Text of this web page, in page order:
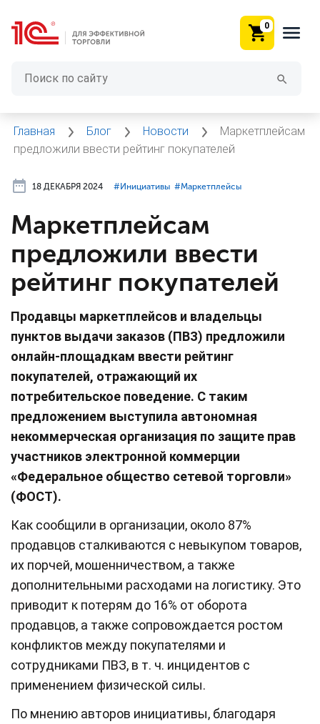
0
Главная Блог Новости
Маркетплейсам
предложили ввести рейтинг покупателей
18 ДЕКАБРЯ 2024 #⁣Инициативы #⁣Маркетплейсы
Маркетплейсам
предложили ввести
рейтинг покупателей
Продавцы маркетплейсов и владельцы
пунктов выдачи заказов (ПВЗ) предложили
онлайн-площадкам ввести рейтинг
покупателей, отражающий их
потребительское поведение. С таким
предложением выступила автономная
некоммерческая организация по защите прав
участников электронной коммерции
«Федеральное общество сетевой торговли»
(ФОСТ).
Как сообщили в организации, около 87%
продавцов сталкиваются с невыкупом товаров,
их порчей, мошенничеством, а также
дополнительными расходами на логистику. Это
приводит к потерям до 16% от оборота
продавцов, а также сопровождается ростом
конфликтов между покупателями и
сотрудниками ПВЗ, в т. ч. инцидентов с
применением физической силы.
По мнению авторов инициативы, благодаря